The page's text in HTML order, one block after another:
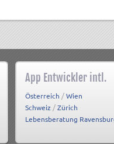
App Entwickler intl.
Österreich /Wien
Schweiz /Zürich
Lebensberatung